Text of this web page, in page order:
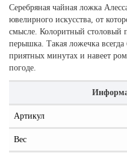
Серебряная чайная ложка
ювелирного искусства, от
смысле. Колоритный столовый
перышка. Такая ложечка
приятных минутах и навеет
погоде.
Артикул
Вес